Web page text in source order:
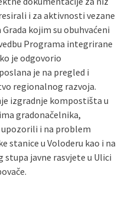
i za aktivnosti vezane
kojim su obuhvaćeni
Programa integrirane
je odgovorio
je na pregled i
regionalnog razvoja.
izgradnje kompostišta u
gradonačelnika,
upozorili i na problem
stanice u Voloderu kao i na
javne rasvjete u Ulici